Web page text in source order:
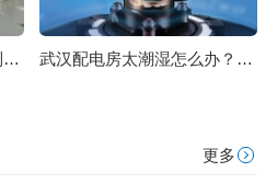
一种高效的烟气除湿器的制作方法 武汉配电房太潮湿怎么办？配电房防潮除湿机
更多